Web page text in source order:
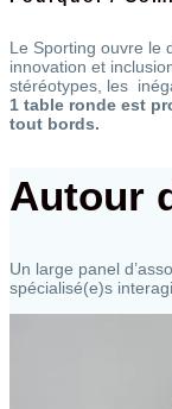
Le Sporting ouvre le
innovation et
stéréotypes, les
1 table ronde est
tout bords.
Autour
Un large panel
spécialisé(e)s